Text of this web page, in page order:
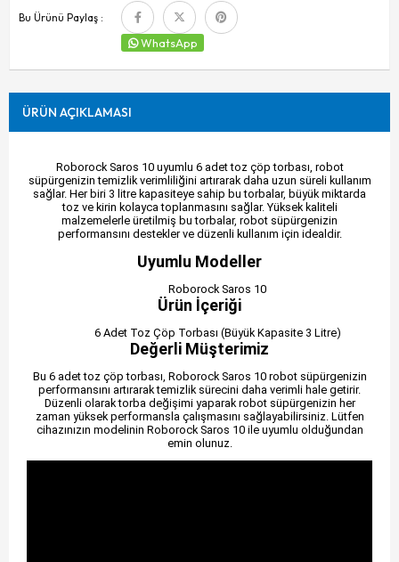
Bu Ürünü Paylaş :
WhatsApp
ÜRÜN AÇIKLAMASI
Roborock Saros 10 uyumlu 6 adet toz çöp torbası, robot
süpürgenizin temizlik verimliliğini artırarak daha uzun süreli kullanım
sağlar. Her biri 3 litre kapasiteye sahip bu torbalar, büyük miktarda
toz ve kirin kolayca toplanmasını sağlar. Yüksek kaliteli
malzemelerle üretilmiş bu torbalar, robot süpürgenizin
performansını destekler ve düzenli kullanım için idealdir.
Uyumlu Modeller
Roborock Saros 10
Ürün İçeriği
6 Adet Toz Çöp Torbası (Büyük Kapasite 3 Litre)
Değerli Müşterimiz
Bu 6 adet toz çöp torbası, Roborock Saros 10 robot süpürgenizin
performansını artırarak temizlik sürecini daha verimli hale getirir.
Düzenli olarak torba değişimi yaparak robot süpürgenizin her
zaman yüksek performansla çalışmasını sağlayabilirsiniz. Lütfen
cihazınızın modelinin Roborock Saros 10 ile uyumlu olduğundan
emin olunuz.